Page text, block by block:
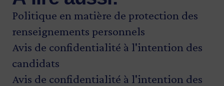
Politique en matière de protection des
renseignements personnels
Avis de confidentialité à l'intention des
candidats
Avis de confidentialité à l'intention des